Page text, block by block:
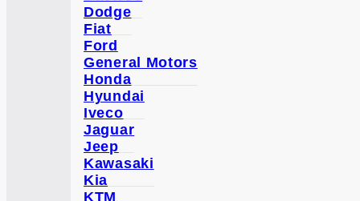
Dodge
Fiat
Ford
General Motors
Honda
Hyundai
Iveco
Jaguar
Jeep
Kawasaki
Kia
KTM